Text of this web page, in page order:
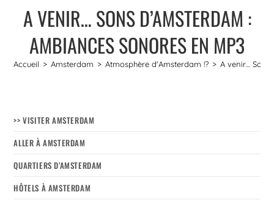
A VENIR… SONS D’AMSTERDAM :
AMBIANCES SONORES EN MP3
Accueil > Amsterdam > Atmosphère d'Amsterdam !? > A venir… Sons
>> VISITER AMSTERDAM
ALLER À AMSTERDAM
QUARTIERS D’AMSTERDAM
HÔTELS À AMSTERDAM